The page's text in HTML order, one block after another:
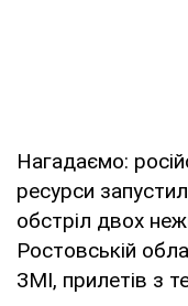
Нагадаємо:
ресурси
обстріл двох
Ростовській
ЗМІ, прилетів з